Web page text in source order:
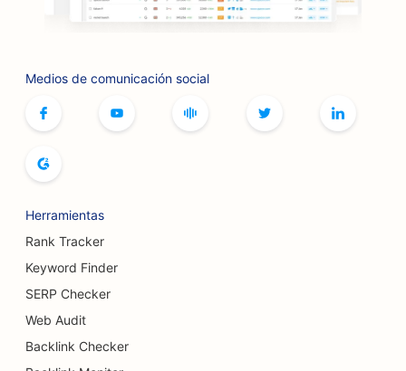
SEO para barbacoas
SEO para servicios de botox y rellenos
SEO para boutiques
SEO para servicios de aumento mamario
SEO para restaurantes buffet
Medios de comunicación social
Herramientas
Rank Tracker
Keyword Finder
SERP Checker
Web Audit
Backlink Checker